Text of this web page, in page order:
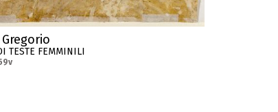
TESTE FEMMINILI